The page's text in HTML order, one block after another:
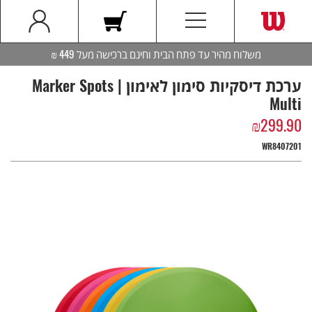
משלוח מהיר עד פתח הבית וחינם ברכישה מעל 449 ₪
ערכת דיסקיות סימון לאימון | Marker Spots
Multi
₪299.90
WR8407201